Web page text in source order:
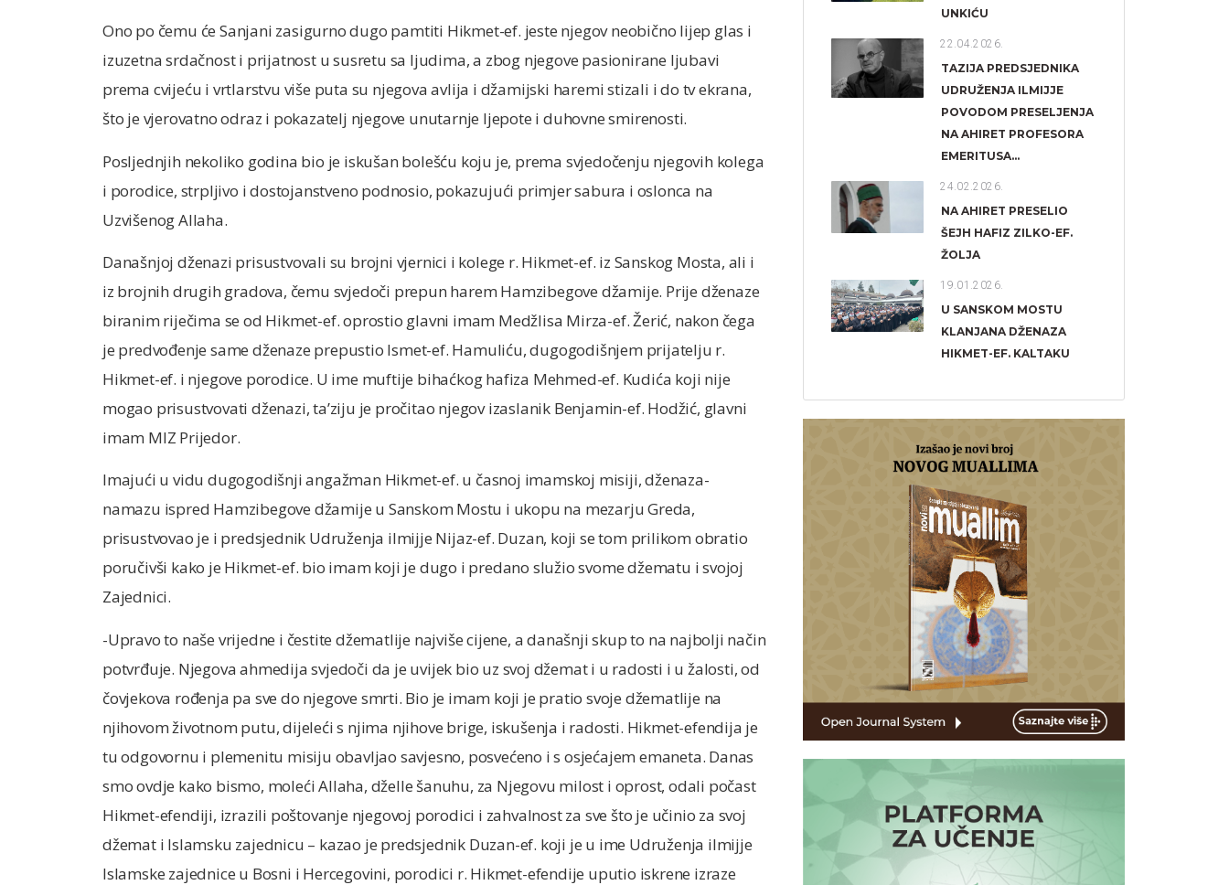
Ono po čemu će Sanjani zasigurno dugo pamtiti Hikmet-ef. jeste njegov neobično lijep glas i
izuzetna srdačnost i prijatnost u susretu sa ljudima, a zbog njegove pasionirane ljubavi
prema cvijeću i vrtlarstvu više puta su njegova avlija i džamijski haremi stizali i do tv ekrana,
što je vjerovatno odraz i pokazatelj njegove unutarnje ljepote i duhovne smirenosti.
Posljednjih nekoliko godina bio je iskušan bolešću koju je, prema svjedočenju njegovih kolega
i porodice, strpljivo i dostojanstveno podnosio, pokazujući primjer sabura i oslonca na
Uzvišenog Allaha.
Današnjoj dženazi prisustvovali su brojni vjernici i kolege r. Hikmet-ef. iz Sanskog Mosta, ali i
iz brojnih drugih gradova, čemu svjedoči prepun harem Hamzibegove džamije. Prije dženaze
biranim riječima se od Hikmet-ef. oprostio glavni imam Medžlisa Mirza-ef. Žerić, nakon čega
je predvođenje same dženaze prepustio Ismet-ef. Hamuliću, dugogodišnjem prijatelju r.
Hikmet-ef. i njegove porodice. U ime muftije bihaćkog hafiza Mehmed-ef. Kudića koji nije
mogao prisustvovati dženazi, ta’ziju je pročitao njegov izaslanik Benjamin-ef. Hodžić, glavni
imam MIZ Prijedor.
Imajući u vidu dugogodišnji angažman Hikmet-ef. u časnoj imamskoj misiji, dženaza-
namazu ispred Hamzibegove džamije u Sanskom Mostu i ukopu na mezarju Greda,
prisustvovao je i predsjednik Udruženja ilmijje Nijaz-ef. Duzan, koji se tom prilikom obratio
poručivši kako je Hikmet-ef. bio imam koji je dugo i predano služio svome džematu i svojoj
Zajednici.
-Upravo to naše vrijedne i čestite džematlije najviše cijene, a današnji skup to na najbolji način
potvrđuje. Njegova ahmedija svjedoči da je uvijek bio uz svoj džemat i u radosti i u žalosti, od
čovjekova rođenja pa sve do njegove smrti. Bio je imam koji je pratio svoje džematlije na
njihovom životnom putu, dijeleći s njima njihove brige, iskušenja i radosti. Hikmet-efendija je
tu odgovornu i plemenitu misiju obavljao savjesno, posvećeno i s osjećajem emaneta. Danas
smo ovdje kako bismo, moleći Allaha, dželle šanuhu, za Njegovu milost i oprost, odali počast
Hikmet-efendiji, izrazili poštovanje njegovoj porodici i zahvalnost za sve što je učinio za svoj
džemat i Islamsku zajednicu – kazao je predsjednik Duzan-ef. koji je u ime Udruženja ilmijje
Islamske zajednice u Bosni i Hercegovini, porodici r. Hikmet-efendije uputio iskrene izraze
UNKIĆU
22.04.2026.
TAZIJA PREDSJEDNIKA
UDRUŽENJA ILMIJJE
POVODOM PRESELJENJA
NA AHIRET PROFESORA
EMERITUSA...
24.02.2026.
NA AHIRET PRESELIO
ŠEJH HAFIZ ZILKO-EF.
ŽOLJA
19.01.2026.
U SANSKOM MOSTU
KLANJANA DŽENAZA
HIKMET-EF. KALTAKU